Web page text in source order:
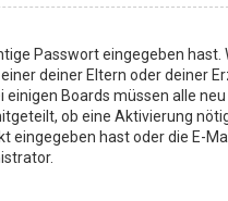
Passwort eingegeben
deiner Eltern oder deiner
Boards müssen alle
ob eine Aktivierung
hast oder die E-